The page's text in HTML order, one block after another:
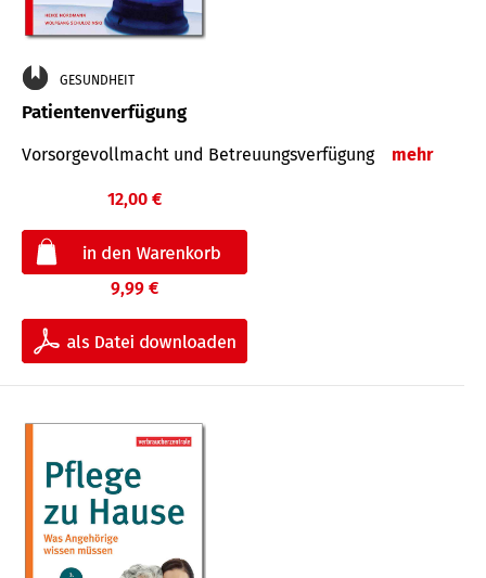
GESUNDHEIT
Patientenverfügung
Vorsorgevollmacht und Betreuungsverfügung mehr
12,00 €
9,99 €